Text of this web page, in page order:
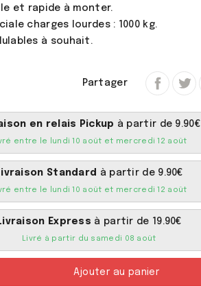
et rapide à monter.
charges lourdes : 1000 kg.
à souhait.
Partager
en relais Pickup à partir de 9.90€
entre le lundi 10 août et mercredi 12 août
Standard à partir de 9.90€
entre le lundi 10 août et mercredi 12 août
Express à partir de 19.90€
Livré à partir du samedi 08 août
Ajouter au panier